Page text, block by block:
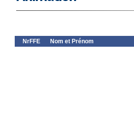
NrFFE Nom et Prénom